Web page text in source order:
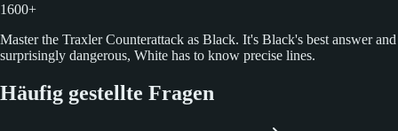
1600+
Master the Traxler Counterattack as Black. It's Black's best answer and
surprisingly dangerous, White has to know precise lines.
Häufig gestellte Fragen